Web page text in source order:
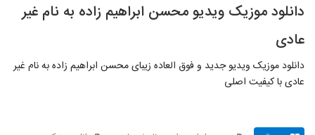
دانلود موزیک ویدیو محسن ابراهیم زاده به نام غیر
عادی
دانلود موزیک ویدیو جدید و فوق العاده زیبای محسن ابراهیم زاده به نام غیر
عادی با کیفیت اصلی